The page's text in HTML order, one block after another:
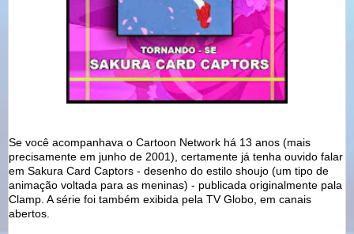
Se você acompanhava o Cartoon Network há 13 anos (mais
precisamente em junho de 2001), certamente já tenha ouvido falar
em Sakura Card Captors - desenho do estilo shoujo (um tipo de
animação voltada para as meninas) - publicada originalmente pala
Clamp. A série foi também exibida pela TV Globo, em canais
abertos.